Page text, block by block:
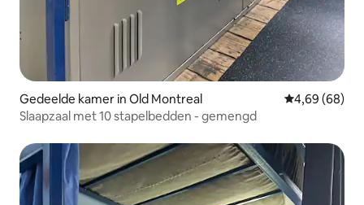
Gedeelde kamer in Old Montreal Gemiddelde
4,69 (68)
Slaapzaal met 10 stapelbedden - gemengd